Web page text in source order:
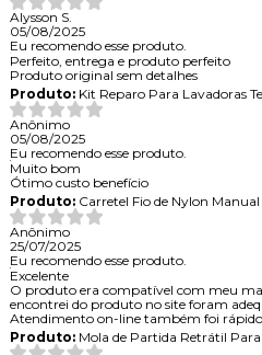
Alysson S.
05/08/2025
Eu recomendo esse produto.
Perfeito, entrega e produto perfeito
Produto original sem detalhes
Produto:Kit Reparo Para Lavadoras
Anônimo
05/08/2025
Eu recomendo esse produto.
Muito bom
Ótimo custo benefício
Produto:Carretel Fio de Nylon
Anônimo
25/07/2025
Eu recomendo esse produto.
Excelente
O produto era compatível com meu
encontrei do produto no site foram
Atendimento on-line também foi rápido
Produto:Mola de Partida Retrátil Para